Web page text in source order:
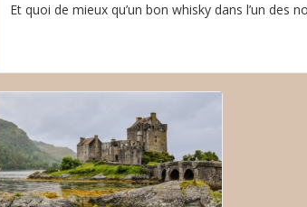
Et quoi de mieux qu’un bon whisky dans l’un des